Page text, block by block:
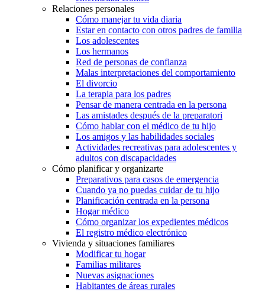
Relaciones personales
Cómo manejar tu vida diaria
Estar en contacto con otros padres de familia
Los adolescentes
Los hermanos
Red de personas de confianza
Malas interpretaciones del comportamiento
El divorcio
La terapia para los padres
Pensar de manera centrada en la persona
Las amistades después de la preparatori
Cómo hablar con el médico de tu hijo
Los amigos y las habilidades sociales
Actividades recreativas para adolescentes y
adultos con discapacidades
Cómo planificar y organizarte
Preparativos para casos de emergencia
Cuando ya no puedas cuidar de tu hijo
Planificación centrada en la persona
Hogar médico
Cómo organizar los expedientes médicos
El registro médico electrónico
Vivienda y situaciones familiares
Modificar tu hogar
Familias militares
Nuevas asignaciones
Habitantes de áreas rurales